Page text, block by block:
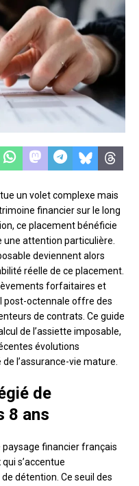
un volet complexe mais
financier sur le long
ce placement bénéficie
une attention particulière.
deviennent alors
réelle de ce placement.
forfaitaires et
post-octennale offre des
de contrats. Ce guide
de l’assiette imposable,
évolutions
l’assurance-vie mature.
de
8 ans
paysage financier français
qui s’accentue
détention. Ce seuil des